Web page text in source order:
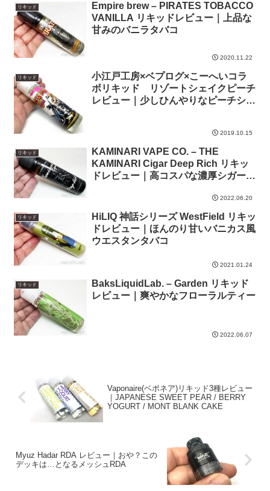
リキッド
Empire brew – PIRATES TOBACCO
VANILLA リキッドレビュー｜上品な
甘みのバニラタバコ
2020.11.22
リキッド
小江戸工房×ベプログ×こーへいコラ
ボリキッド リゾートシェイクピーチ
レビュー｜少しひんやりなピーチシェ
2019.10.15
リキッド
KAMINARI VAPE CO. – THE
KAMINARI Cigar Deep Rich リキッ
ドレビュー｜高コスパな濃厚シガー、
2022.06.20
リキッド
HiLIQ 神話シリーズ WestField リキッ
ドレビュー｜ほんのり甘いバニカス風
ウエスタンタバコ
2021.01.24
リキッド
BaksLiquidLab. – Garden リキッド
レビュー｜爽やかなフローラルティー
2022.06.07
Vaponaire(ベポネア)リキッド3種レビュー
｜JAPANESE SWEET PEAR / BERRY
YOGURT / MONT BLANK CAKE
Myuz Hadar RDA レビュー｜おや？この
デッキは…となるメッシュRDA